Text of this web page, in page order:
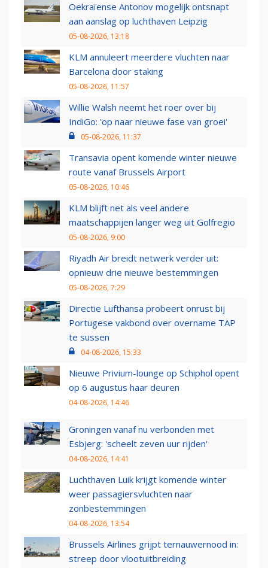
Oekraïense Antonov mogelijk ontsnapt
aan aanslag op luchthaven Leipzig
05-08-2026, 13:18
KLM annuleert meerdere vluchten naar
Barcelona door staking
05-08-2026, 11:57
Willie Walsh neemt het roer over bij
IndiGo: 'op naar nieuwe fase van groei'
05-08-2026, 11:37
Transavia opent komende winter nieuwe
route vanaf Brussels Airport
05-08-2026, 10:46
KLM blijft net als veel andere
maatschappijen langer weg uit Golfregio
05-08-2026, 9:00
Riyadh Air breidt netwerk verder uit:
opnieuw drie nieuwe bestemmingen
05-08-2026, 7:29
Directie Lufthansa probeert onrust bij
Portugese vakbond over overname TAP
te sussen
04-08-2026, 15:33
Nieuwe Privium-lounge op Schiphol opent
op 6 augustus haar deuren
04-08-2026, 14:46
Groningen vanaf nu verbonden met
Esbjerg: 'scheelt zeven uur rijden'
04-08-2026, 14:41
Luchthaven Luik krijgt komende winter
weer passagiersvluchten naar
zonbestemmingen
04-08-2026, 13:54
Brussels Airlines grijpt ternauwernood in:
streep door vlootuitbreiding